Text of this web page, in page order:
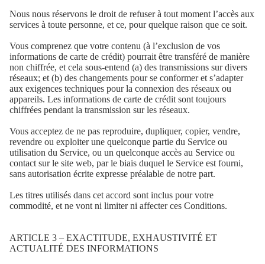
Nous nous réservons le droit de refuser à tout moment l’accès aux
services à toute personne, et ce, pour quelque raison que ce soit.
Vous comprenez que votre contenu (à l’exclusion de vos
informations de carte de crédit) pourrait être transféré de manière
non chiffrée, et cela sous-entend (a) des transmissions sur divers
réseaux; et (b) des changements pour se conformer et s’adapter
aux exigences techniques pour la connexion des réseaux ou
appareils. Les informations de carte de crédit sont toujours
chiffrées pendant la transmission sur les réseaux.
Vous acceptez de ne pas reproduire, dupliquer, copier, vendre,
revendre ou exploiter une quelconque partie du Service ou
utilisation du Service, ou un quelconque accès au Service ou
contact sur le site web, par le biais duquel le Service est fourni,
sans autorisation écrite expresse préalable de notre part.
Les titres utilisés dans cet accord sont inclus pour votre
commodité, et ne vont ni limiter ni affecter ces Conditions.
ARTICLE 3 – EXACTITUDE, EXHAUSTIVITÉ ET
ACTUALITÉ DES INFORMATIONS